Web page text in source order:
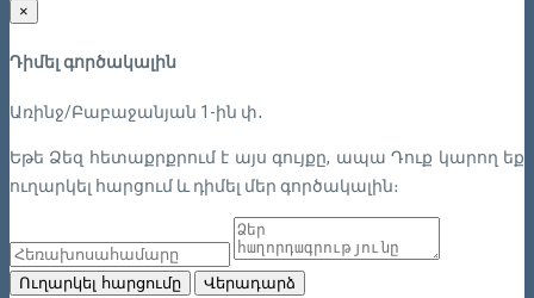
×
Դիմել գործակալին
Առինջ/Բաբաջանյան 1-ին փ․
Եթե Ձեզ հետաքրքրում է այս գույքը, ապա Դուք կարող եք
ուղարկել հարցում և դիմել մեր գործակալին։
Ուղարկել հարցումը
Վերադարձ